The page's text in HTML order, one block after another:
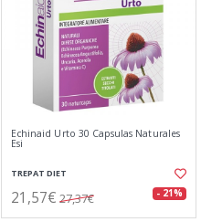
Echinaid Urto 30 Capsulas Naturales
Esi
TREPAT DIET
21,57€ 27,37€ - 21%